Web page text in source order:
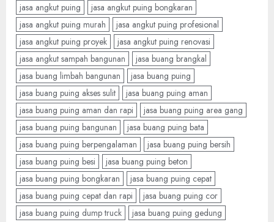
jasa angkut puing
jasa angkut puing bongkaran
jasa angkut puing murah
jasa angkut puing profesional
jasa angkut puing proyek
jasa angkut puing renovasi
jasa angkut sampah bangunan
jasa buang brangkal
jasa buang limbah bangunan
jasa buang puing
jasa buang puing akses sulit
jasa buang puing aman
jasa buang puing aman dan rapi
jasa buang puing area gang
jasa buang puing bangunan
jasa buang puing bata
jasa buang puing berpengalaman
jasa buang puing bersih
jasa buang puing besi
jasa buang puing beton
jasa buang puing bongkaran
jasa buang puing cepat
jasa buang puing cepat dan rapi
jasa buang puing cor
jasa buang puing dump truck
jasa buang puing gedung